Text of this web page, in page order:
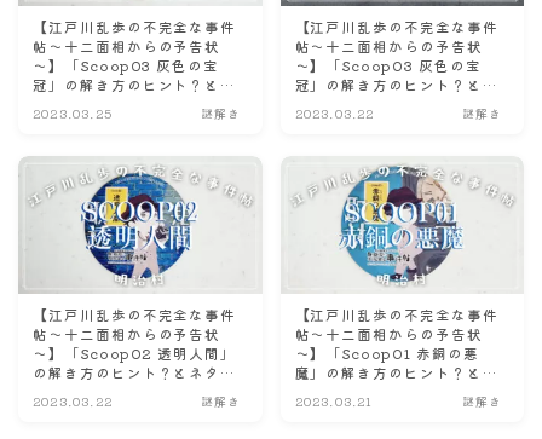
【江戸川乱歩の不完全な事件
帖～十二面相からの予告状
～】「Scoop03 灰色の宝
冠」の解き方のヒント？とネ
タバレにならない程度の感想
☆後半戦☆
2023.03.25 謎解き
【江戸川乱歩の不完全な事件
帖～十二面相からの予告状
～】「Scoop03 灰色の宝
冠」の解き方のヒント？とネ
タバレにならない程度の感想
☆前半戦☆
2023.03.22 謎解き
【江戸川乱歩の不完全な事件
帖～十二面相からの予告状
～】「Scoop02 透明人間」
の解き方のヒント？とネタバ
2023.03.22 謎解き
【江戸川乱歩の不完全な事件
帖～十二面相からの予告状
～】「Scoop01 赤銅の悪
魔」の解き方のヒント？とネ
想。
2023.03.21 謎解き